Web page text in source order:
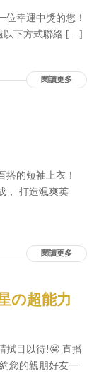
位幸運中獎的您！
以下方式聯絡 […]
閱讀更多
的短袖上衣！
， 打造颯爽英
閱讀更多
の超能力
拭目以待!🤩 直播
您的親朋好友一